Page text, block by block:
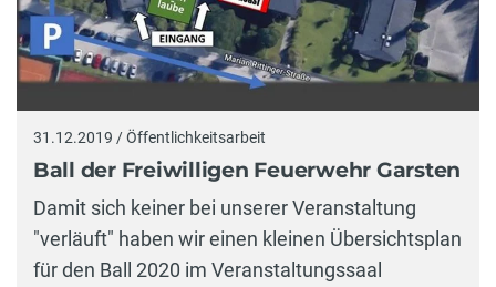
31.12.2019 / Öffentlichkeitsarbeit
Ball der Freiwilligen Feuerwehr Garsten
Damit sich keiner bei unserer Veranstaltung
"verläuft" haben wir einen kleinen Übersichtsplan
für den Ball 2020 im Veranstaltungssaal